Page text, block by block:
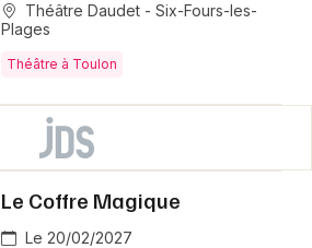
Théâtre Daudet - Six-Fours-les-
Plages
Théâtre à Toulon
Le Coffre Magique
Le 20/02/2027